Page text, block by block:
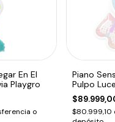
En El
Playgro
o
Piano
Pulpo
Tikes
$80.999,10